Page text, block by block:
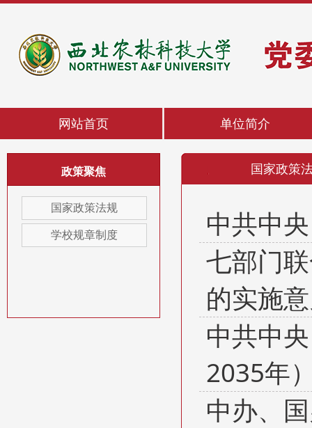
网站首页 单位简介
政策聚焦
国家政策法规
学校规章制度
国家政策
中共中
七部门
的实施
中共中
2035年
中办、